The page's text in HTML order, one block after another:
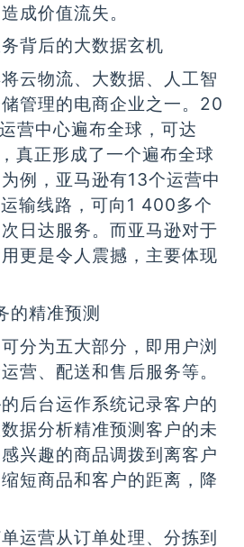
成价值流失。
背后的大数据玄机
云物流、大数据、人工智
管理的电商企业之一。20
营中心遍布全球，可达
真正形成了一个遍布全球
例，亚马逊有13个运营中
输线路，可向1 400多个
日达服务。而亚马逊对于
更是令人震撼，主要体现
的精准预测
分为五大部分，即用户浏
营、配送和售后服务等。
后台运作系统记录客户的
据分析精准预测客户的未
兴趣的商品调拨到离客户
短商品和客户的距离，降
运营从订单处理、分拣到